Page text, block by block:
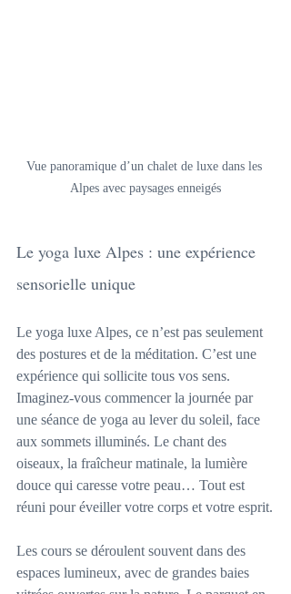
Vue panoramique d’un chalet de luxe dans les
Alpes avec paysages enneigés
Le yoga luxe Alpes : une expérience
sensorielle unique
Le yoga luxe Alpes, ce n’est pas seulement
des postures et de la méditation. C’est une
expérience qui sollicite tous vos sens.
Imaginez-vous commencer la journée par
une séance de yoga au lever du soleil, face
aux sommets illuminés. Le chant des
oiseaux, la fraîcheur matinale, la lumière
douce qui caresse votre peau… Tout est
réuni pour éveiller votre corps et votre esprit.
Les cours se déroulent souvent dans des
espaces lumineux, avec de grandes baies